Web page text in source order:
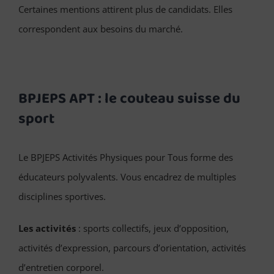
Certaines mentions attirent plus de candidats. Elles
correspondent aux besoins du marché.
BPJEPS APT : le couteau suisse du
sport
Le BPJEPS Activités Physiques pour Tous forme des
éducateurs polyvalents. Vous encadrez de multiples
disciplines sportives.
Les activités : sports collectifs, jeux d’opposition,
activités d’expression, parcours d’orientation, activités
d’entretien corporel.